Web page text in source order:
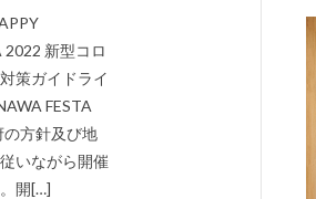
2022 新型コロ
策ガイドライ
FESTA
方針及び地
いながら開催
開[…]